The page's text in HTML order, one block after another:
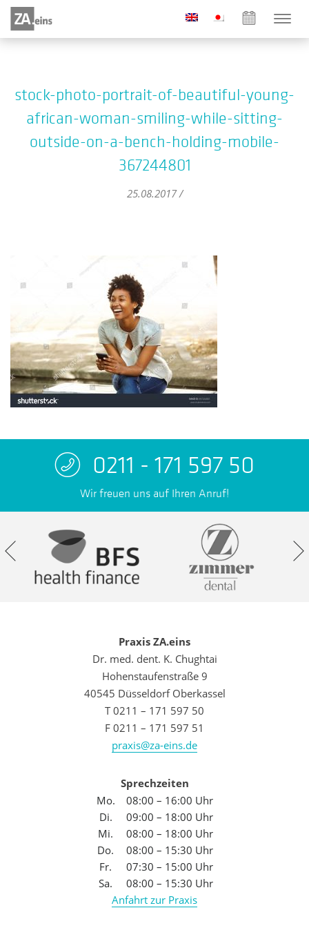
stock-photo-portrait-of-beautiful-young-
african-woman-smiling-while-sitting-
outside-on-a-bench-holding-mobile-
367244801
25.08.2017 /
0211 - 171 597 50
Wir freuen uns auf Ihren Anruf!
Praxis ZA.eins
Dr. med. dent. K. Chughtai
Hohenstaufenstraße 9
40545 Düsseldorf Oberkassel
T 0211 – 171 597 50
F 0211 – 171 597 51
praxis@za-eins.de
Sprechzeiten
Mo.
08:00 – 16:00 Uhr
Di.
09:00 – 18:00 Uhr
Mi.
08:00 – 18:00 Uhr
Do.
08:00 – 15:30 Uhr
Fr.
07:30 – 15:00 Uhr
Sa.
08:00 – 15:30 Uhr
Anfahrt zur Praxis